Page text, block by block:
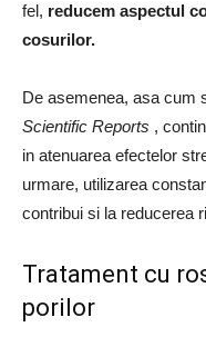
fel, reducem aspectul
cosurilor.
De asemenea, asa cum
Scientific Reports ,
in atenuarea efectelor
urmare, utilizarea
contribui si la reducerea
Tratament cu
porilor